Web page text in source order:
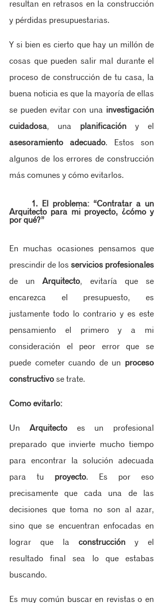
resultan en retrasos en la construcción
y pérdidas presupuestarias.
Y si bien es cierto que hay un millón de
cosas que pueden salir mal durante el
proceso de construcción de tu casa, la
buena noticia es que la mayoría de ellas
se pueden evitar con una investigación
cuidadosa, una planificación
asesoramiento adecuado. Estos son
algunos de los errores de construcción
más comunes y cómo evitarlos.
1. El problema: “Contratar a un
Arquitecto para mi proyecto, ¿cómo y
por qué?”
En muchas ocasiones pensamos que
prescindir de los servicios profesionales
de un Arquitecto, evitaría que se
encarezca el presupuesto, es
justamente todo lo contrario y es este
pensamiento el primero y a mi
consideración el peor error que se
puede cometer cuando de un proceso
constructivo se trate.
Como evitarlo:
Un Arquitecto es un profesional
preparado que invierte mucho tiempo
para encontrar la solución adecuada
para tu proyecto. Es por eso
precisamente que cada una de las
decisiones que toma no son al azar,
sino que se encuentran enfocadas en
lograr que la construcción y el
resultado final sea lo que estabas
buscando.
Es muy común buscar en revistas o en